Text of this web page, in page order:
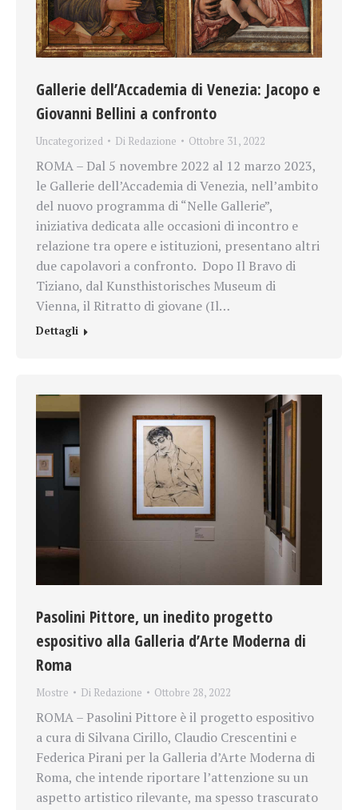
Gallerie dell’Accademia di Venezia: Jacopo e
Giovanni Bellini a confronto
Uncategorized Di Redazione Ottobre 31, 2022
ROMA – Dal 5 novembre 2022 al 12 marzo 2023,
le Gallerie dell’Accademia di Venezia, nell’ambito
del nuovo programma di “Nelle Gallerie”,
iniziativa dedicata alle occasioni di incontro e
relazione tra opere e istituzioni, presentano altri
due capolavori a confronto. Dopo Il Bravo di
Tiziano, dal Kunsthistorisches Museum di
Vienna, il Ritratto di giovane (Il…
Dettagli
Pasolini Pittore, un inedito progetto
espositivo alla Galleria d’Arte Moderna di
Roma
Mostre Di Redazione Ottobre 28, 2022
ROMA – Pasolini Pittore è il progetto espositivo
a cura di Silvana Cirillo, Claudio Crescentini e
Federica Pirani per la Galleria d’Arte Moderna di
Roma, che intende riportare l’attenzione su un
aspetto artistico rilevante, ma spesso trascurato